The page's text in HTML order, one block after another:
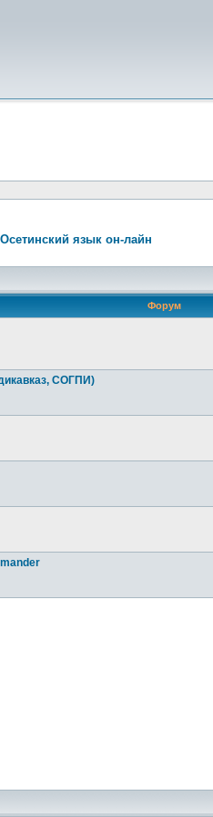
язык он-лайн
Форум
СОГПИ)